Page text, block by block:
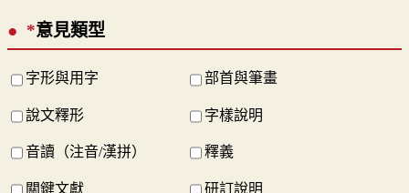
*意見類型
字形與用字 部首與筆畫
說文釋形 字樣說明
音讀（注音/漢拼） 釋義
關鍵文獻 研訂說明